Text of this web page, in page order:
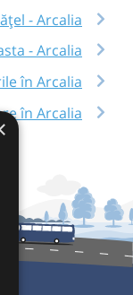
- Arcalia
- Arcalia
în Arcalia
în Arcalia